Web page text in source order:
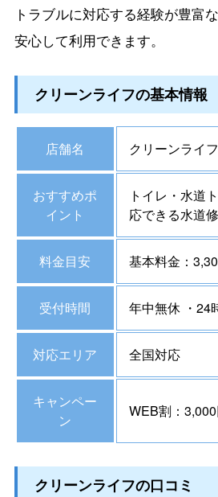
トラブルに対応する経験が豊富
安心して利用できます。
クリーンライフの基本情報
店舗名 クリーンライフ
おすすめポ
イント
トイレ・水道
応できる水道
料金目安 基本料金：
受付時間 年中無休 ・24
対応エリア 全国対応
キャンペー
ン
WEB割：
クリーンライフの口コミ